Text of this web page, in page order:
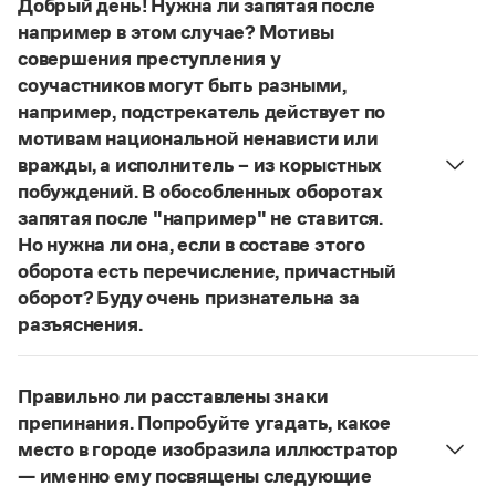
Словари русского языка как государственного
Справочники
Правила русской орфографии и пунктуации
Русский язык. Краткий теоретический курс
для школьников
Письмовник
Справочник по пунктуации
Словарь-справочник трудностей
Справочник по фразеологии
Азбучные истины
Словарь-справочник непростые слова
Все справочники портала
Новости и события
Управление в русском языке
Словарь русских имён
Словарь методических терминов
Правила русской орфографии и пунктуации
(1956)
Добрый день! Нужна ли запятая после
например в этом случае? Мотивы
совершения преступления у
соучастников могут быть разными,
например, подстрекатель действует по
мотивам национальной ненависти или
вражды, а исполнитель – из корыстных
побуждений. В обособленных оборотах
запятая после "например" не ставится.
Но нужна ли она, если в составе этого
оборота есть перечисление, причастный
оборот? Буду очень признательна за
разъяснения.
В § 94«Правил русской орфографии и пунктуации»
слова и сочетания слов, стоящие на границе
частей сложного предложения и относящиеся к
следующему за ними предложению,
не отделяются от него запятой:Послышался
Правильно ли расставлены знаки
препинания. Попробуйте угадать, какое
место в городе изобразила иллюстратор
— именно ему посвящены следующие